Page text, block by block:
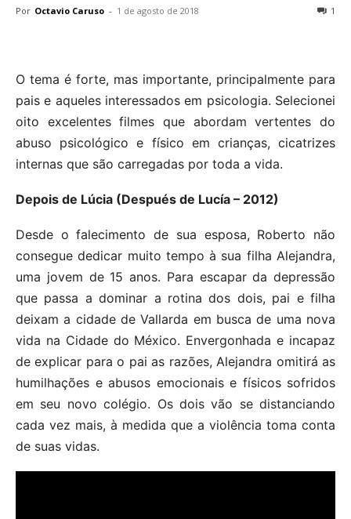
Por Octavio Caruso - 1 de agosto de 2018 1
O tema é forte, mas importante, principalmente para
pais e aqueles interessados em psicologia. Selecionei
oito excelentes filmes que abordam vertentes do
abuso psicológico e físico em crianças, cicatrizes
internas que são carregadas por toda a vida.
Depois de Lúcia (Después de Lucía – 2012)
Desde o falecimento de sua esposa, Roberto não
consegue dedicar muito tempo à sua filha Alejandra,
uma jovem de 15 anos. Para escapar da depressão
que passa a dominar a rotina dos dois, pai e filha
deixam a cidade de Vallarda em busca de uma nova
vida na Cidade do México. Envergonhada e incapaz
de explicar para o pai as razões, Alejandra omitirá as
humilhações e abusos emocionais e físicos sofridos
em seu novo colégio. Os dois vão se distanciando
cada vez mais, à medida que a violência toma conta
de suas vidas.